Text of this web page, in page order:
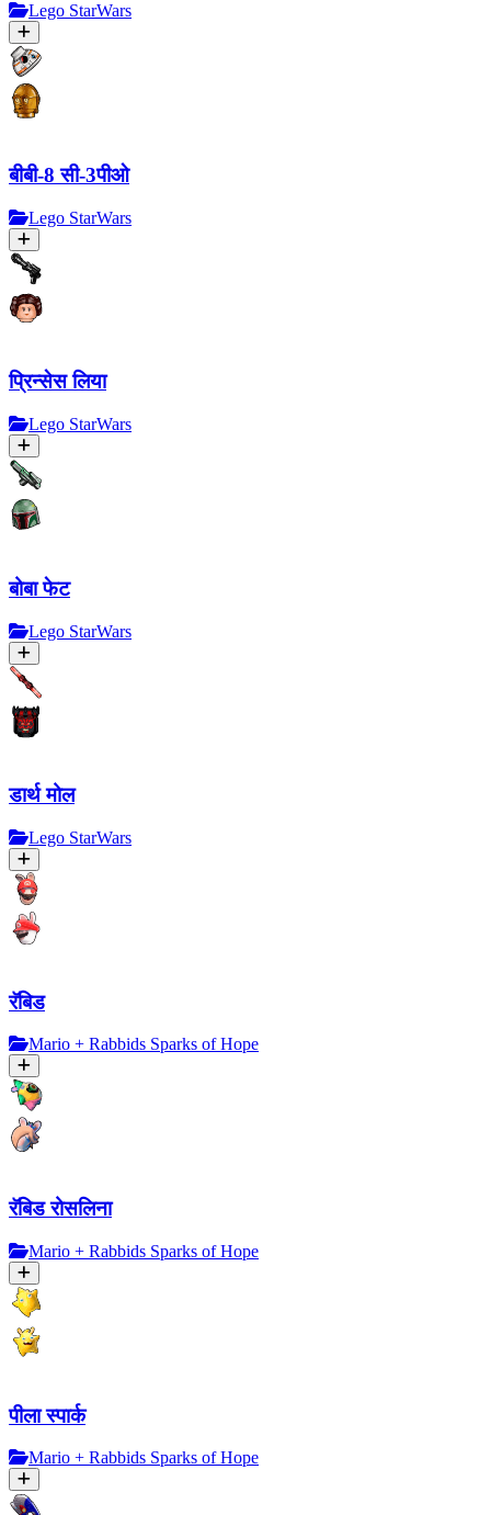
Lego StarWars
बीबी-8 सी-3पीओ
Lego StarWars
प्रिन्सेस लिया
Lego StarWars
बोबा फेट
Lego StarWars
डार्थ मोल
Lego StarWars
रॅबिड
Mario + Rabbids Sparks of Hope
रॅबिड रोसलिना
Mario + Rabbids Sparks of Hope
पीला स्पार्क
Mario + Rabbids Sparks of Hope